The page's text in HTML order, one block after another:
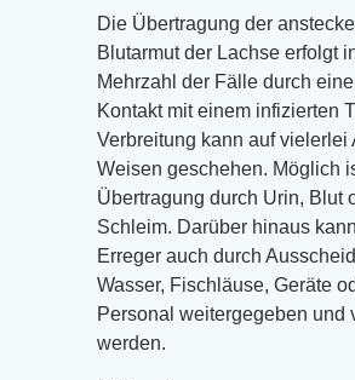
Die Übertragung der
Blutarmut der Lachse erfolgt
Mehrzahl der Fälle durch
Kontakt mit einem infizierten
Verbreitung kann auf vielerlei
Weisen geschehen. Möglich
Übertragung durch Urin, Blut
Schleim. Darüber hinaus
Erreger auch durch
Wasser, Fischläuse, Geräte
Personal weitergegeben und
werden.